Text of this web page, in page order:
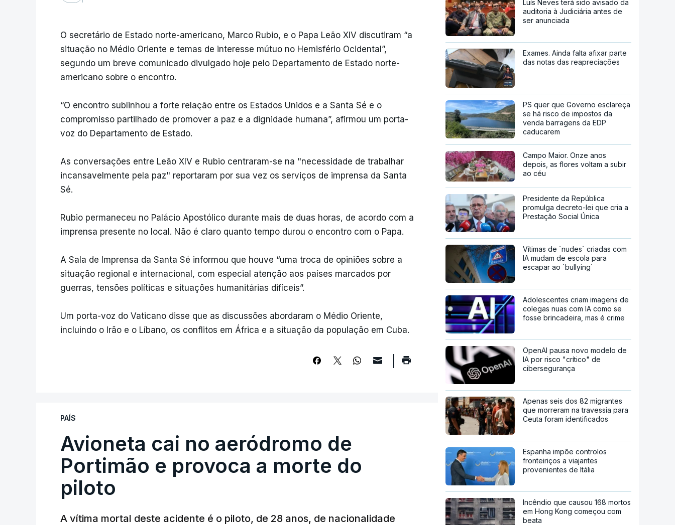
O secretário de Estado norte-americano, Marco Rubio, e o Papa Leão XIV discutiram “a
situação no Médio Oriente e temas de interesse mútuo no Hemisfério Ocidental”,
segundo um breve comunicado divulgado hoje pelo Departamento de Estado norte-
americano sobre o encontro.
“O encontro sublinhou a forte relação entre os Estados Unidos e a Santa Sé e o
compromisso partilhado de promover a paz e a dignidade humana”, afirmou um porta-
voz do Departamento de Estado.
As conversações entre Leão XIV e Rubio centraram-se na "necessidade de trabalhar
incansavelmente pela paz" reportaram por sua vez os serviços de imprensa da Santa
Sé.
Rubio permaneceu no Palácio Apostólico durante mais de duas horas, de acordo com a
imprensa presente no local. Não é claro quanto tempo durou o encontro com o Papa.
A Sala de Imprensa da Santa Sé informou que houve “uma troca de opiniões sobre a
situação regional e internacional, com especial atenção aos países marcados por
guerras, tensões políticas e situações humanitárias difíceis”.
Um porta-voz do Vaticano disse que as discussões abordaram o Médio Oriente,
incluindo o Irão e o Líbano, os conflitos em África e a situação da população em Cuba.
PAÍS
Avioneta cai no aeródromo de
Portimão e provoca a morte do
piloto
A vítima mortal deste acidente é o piloto, de 28 anos, de nacionalidade
Luís Neves terá sido avisado da
auditoria à Judiciária antes de
ser anunciada
Exames. Ainda falta afixar parte
das notas das reapreciações
PS quer que Governo esclareça
se há risco de impostos da
venda barragens da EDP
caducarem
Campo Maior. Onze anos
depois, as flores voltam a subir
ao céu
Presidente da República
promulga decreto-lei que cria a
Prestação Social Única
Vítimas de `nudes` criadas com
IA mudam de escola para
escapar ao `bullying`
Adolescentes criam imagens de
colegas nuas com IA como se
fosse brincadeira, mas é crime
OpenAI pausa novo modelo de
IA por risco "crítico" de
cibersegurança
Apenas seis dos 82 migrantes
que morreram na travessia para
Ceuta foram identificados
Espanha impõe controlos
fronteiriços a viajantes
provenientes de Itália
Incêndio que causou 168 mortos
em Hong Kong começou com
beata